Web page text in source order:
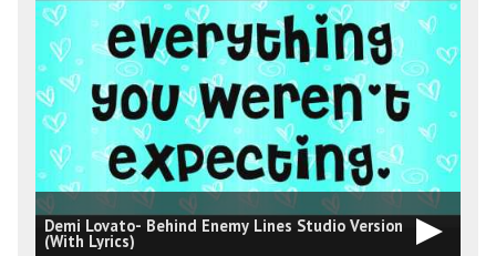
Demi Lovato- Behind Enemy Lines Studio Version
(With Lyrics)